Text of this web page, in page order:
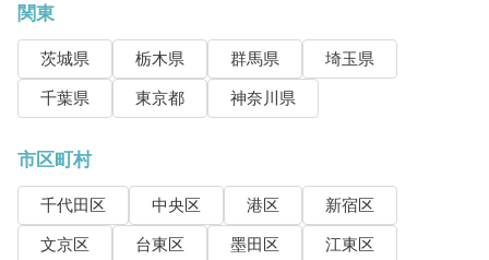
関東
茨城県 栃木県 群馬県
埼玉県
千葉県
東京都 神奈川県
市区町村
千代田区 中央区 港区
新宿区
文京区
台東区 墨田区
江東区